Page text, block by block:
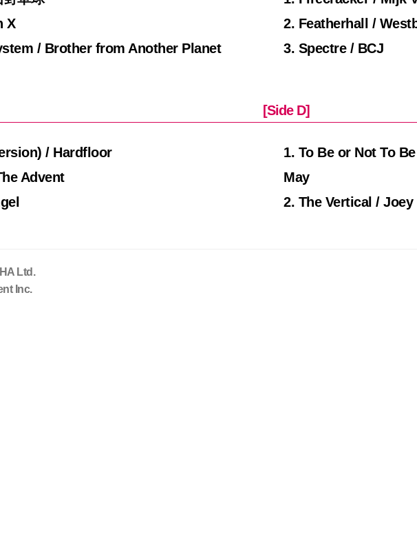
X
/ Brother from Another Planet
/ Hardfloor
Advent
2. Featherhall /
3. Spectre / BCJ
[Side D]
1. To Be or Not To
May
2. The Vertical /
Ltd.
Inc.